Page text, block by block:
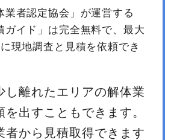
業者認定協会」が運営する
ガイド」は完全無料で、最大
現地調査と見積を依頼でき
し離れたエリアの解体業
出すこともできます。
者から見積取得できます